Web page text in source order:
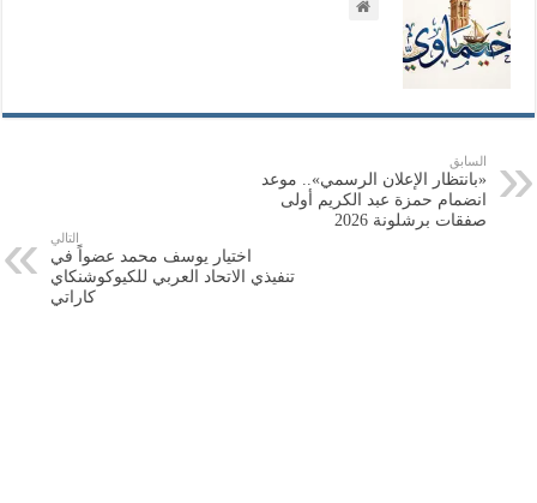
السابق
«بانتظار الإعلان الرسمي».. موعد
انضمام حمزة عبد الكريم أولى
صفقات برشلونة 2026
التالي
اختيار يوسف محمد عضواً في
تنفيذي الاتحاد العربي للكيوكوشنكاي
كاراتي